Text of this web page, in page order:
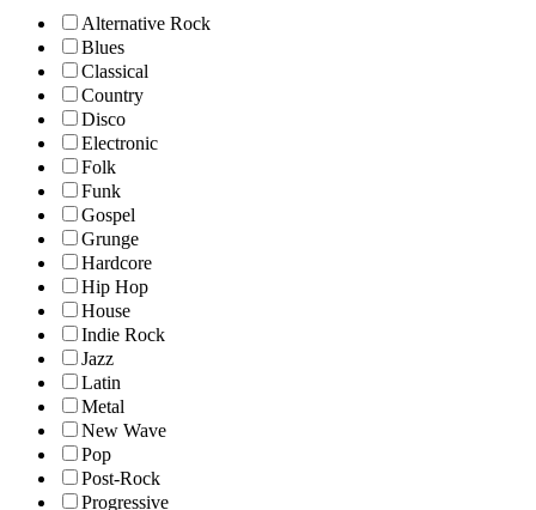
Alternative Rock
Blues
Classical
Country
Disco
Electronic
Folk
Funk
Gospel
Grunge
Hardcore
Hip Hop
House
Indie Rock
Jazz
Latin
Metal
New Wave
Pop
Post-Rock
Progressive